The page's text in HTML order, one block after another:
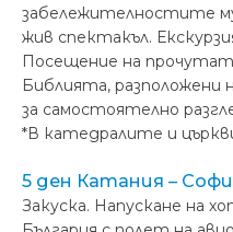
забележителностите
жив спектакъл.
Посещение на
Библията, разположени
за самостоятелно
*В катедралите и
5 ден Катания –
Закуска. Напускане на